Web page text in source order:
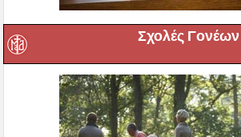
Σχολές Γονέων